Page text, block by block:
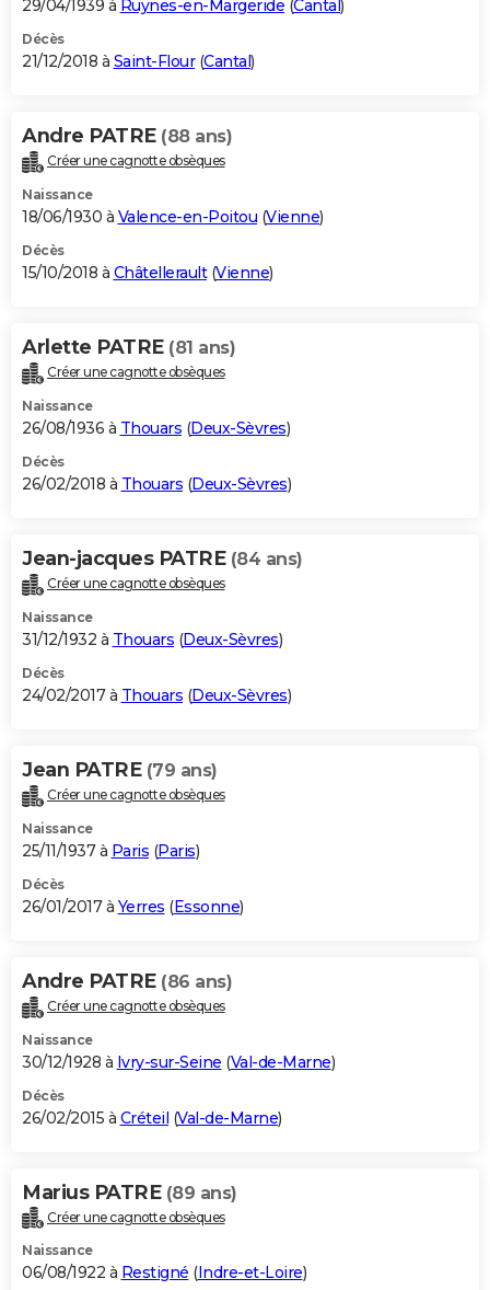
29/04/1939 à Ruynes-en-Margeride (Cantal )
Décès
21/12/2018 à Saint-Flour(Cantal)
Andre PATRE (88 ans)
Créer une cagnotte obsèques
Naissance
18/06/1930 à Valence-en-Poitou (Vienne)
Décès
15/10/2018 à Châtellerault(Vienne)
Arlette PATRE (81 ans)
Créer une cagnotte obsèques
Naissance
26/08/1936 à Thouars (Deux-Sèvres)
Décès
26/02/2018 à Thouars (Deux-Sèvres)
Jean-jacques PATRE (84 ans)
Créer une cagnotte obsèques
Naissance
31/12/1932 à Thouars (Deux-Sèvres)
Décès
24/02/2017 à Thouars (Deux-Sèvres)
Jean PATRE (79 ans)
Créer une cagnotte obsèques
Naissance
25/11/1937 à Paris (Paris)
Décès
26/01/2017 à Yerres (Essonne)
Andre PATRE (86 ans)
Créer une cagnotte obsèques
Naissance
30/12/1928 à Ivry-sur-Seine (Val-de-Marne)
Décès
26/02/2015 à Créteil (Val-de-Marne)
Marius PATRE (89 ans)
Créer une cagnotte obsèques
Naissance
06/08/1922 à Restigné (Indre-et-Loire)